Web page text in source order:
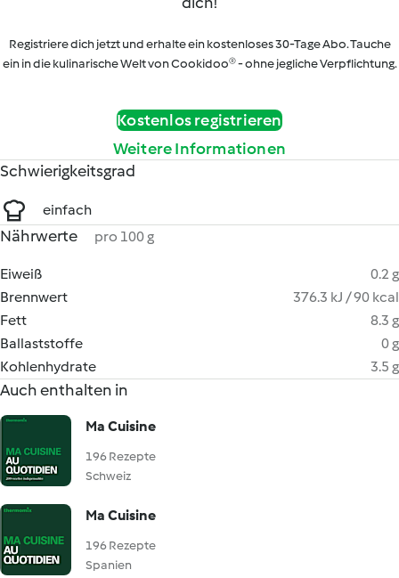
Registriere dich jetzt und erhalte ein kostenloses 30-Tage Abo. Tauche
ein in die kulinarische Welt von Cookidoo® - ohne jegliche Verpflichtung.
Kostenlos registrieren
Weitere Informationen
Schwierigkeitsgrad
einfach
Nährwerte pro 100 g
Eiweiß
0.2 g
Brennwert
376.3 kJ / 90 kcal
Fett
8.3 g
Ballaststoffe
0 g
Kohlenhydrate
3.5 g
Auch enthalten in
Ma Cuisine
196 Rezepte
Schweiz
Ma Cuisine
196 Rezepte
Spanien